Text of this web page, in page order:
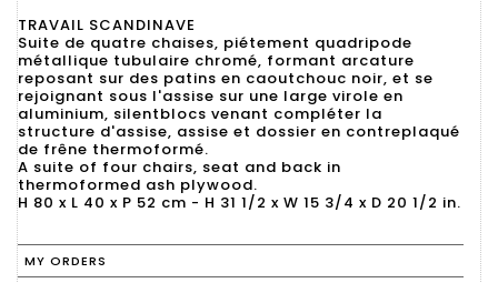
TRAVAIL SCANDINAVE
Suite de quatre chaises, piétement quadripode
métallique tubulaire chromé, formant arcature
reposant sur des patins en caoutchouc noir, et se
rejoignant sous l'assise sur une large virole en
aluminium, silentblocs venant compléter la
structure d'assise, assise et dossier en contreplaqué
de frêne thermoformé.
A suite of four chairs, seat and back in
thermoformed ash plywood.
H 80 x L 40 x P 52 cm - H 31 1/2 x W 15 3/4 x D 20 1/2 in.
MY ORDERS